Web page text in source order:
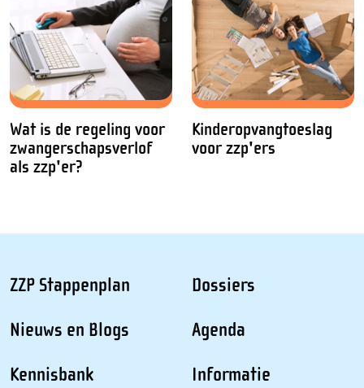
Wat is de regeling voor
zwangerschapsverlof
als zzp'er?
Kinderopvangtoeslag
voor zzp'ers
ZZP Stappenplan
Nieuws en Blogs
Kennisbank
Dossiers
Agenda
Informatie